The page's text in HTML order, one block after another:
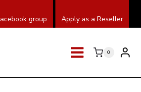
group Apply as a Reseller
0